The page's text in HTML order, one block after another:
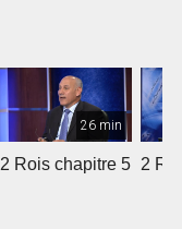
26 min
2 Rois chapitre 5 2